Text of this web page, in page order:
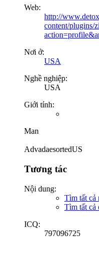
Web:
http://
content/plugins/
Nơi ở:
USA
Nghề nghiệp:
USA
Giới tính:
Man
AdvadaesortedUS
Tương tác
Nội dung:
Tìm tất cả
Tìm tất cả
ICQ:
797096725